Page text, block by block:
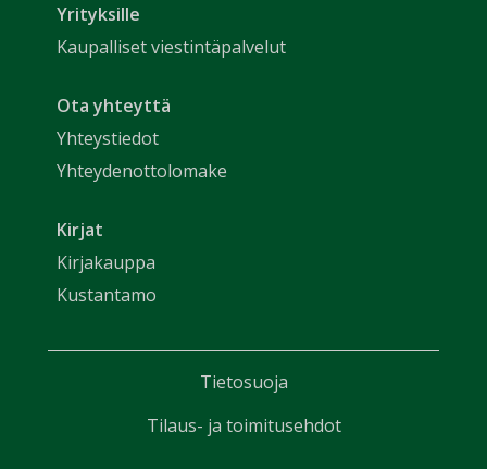
Yrityksille
Kaupalliset viestintäpalvelut
Ota yhteyttä
Yhteystiedot
Yhteydenottolomake
Kirjat
Kirjakauppa
Kustantamo
Tietosuoja
Tilaus- ja toimitusehdot